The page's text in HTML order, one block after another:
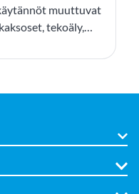
muuttuvat
tekoäly,
hyödyntäminen
välillä on
teknologisessa